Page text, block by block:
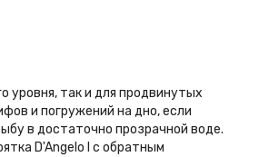
уровня, так и для продвинутых
и погружений на дно, если
в достаточно прозрачной воде.
D'Angelo I с обратным